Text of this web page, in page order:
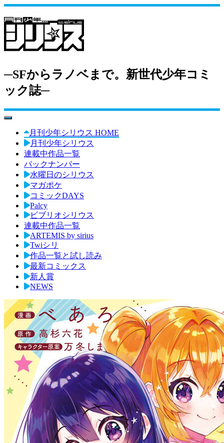
─SFからラノベまで。新世代少年コミ
ック誌─
toggle navigation
月刊少年シリウス HOME
月刊少年シリウス
連載中作品一覧
バックナンバー
水曜日のシリウス
マガポケ
コミックDAYS
Palcy
ビブリオシリウス
連載中作品一覧
ARTEMIS by sirius
Twiシリ
作品一覧と試し読み
最新コミックス
新人賞
NEWS